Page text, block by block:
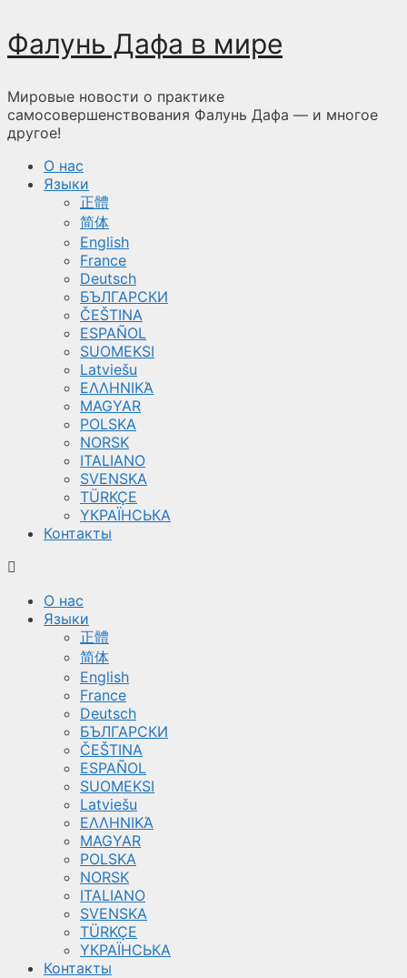
Перейти
к
Фалунь Дафа в мире
Мировые новости о практике
самосовершенствования Фалунь Дафа — и многое
другое!
О нас
Языки
正體
简体
English
France
Deutsch
БЪЛГАРСКИ
ČEŠTINA
ESPAÑOL
SUOMEKSI
Latviešu
ΕΛΛΗΝΙΚΆ
MAGYAR
POLSKA
NORSK
ITALIANO
SVENSKA
TÜRKÇE
YКРАЇНСЬКА
Контакты
О нас
Языки
正體
简体
English
France
Deutsch
БЪЛГАРСКИ
ČEŠTINA
ESPAÑOL
SUOMEKSI
Latviešu
ΕΛΛΗΝΙΚΆ
MAGYAR
POLSKA
NORSK
ITALIANO
SVENSKA
TÜRKÇE
YКРАЇНСЬКА
Контакты